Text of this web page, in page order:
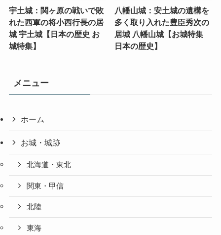
宇土城：関ヶ原の戦いで敗
れた西軍の将小西行長の居
城 宇土城【日本の歴史 お
城特集】
八幡山城：安土城の遺構を
多く取り入れた豊臣秀次の
居城 八幡山城【お城特集
日本の歴史】
メニュー
ホーム
お城・城跡
北海道・東北
関東・甲信
北陸
東海